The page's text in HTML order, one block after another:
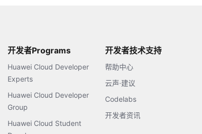
开发者Programs
Huawei Cloud Developer
Experts
Huawei Cloud Developer
Group
Huawei Cloud Student
开发者技术支持
帮助中心
云声·建议
Codelabs
开发者资讯